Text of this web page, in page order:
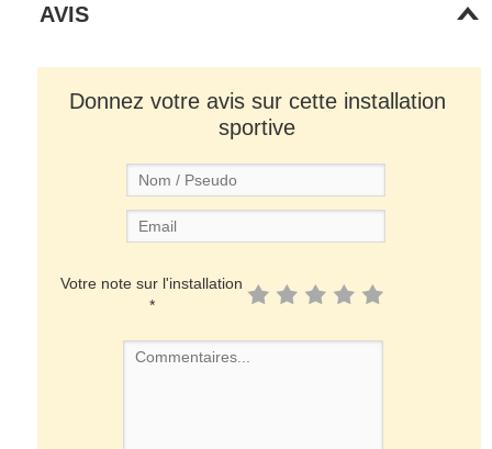
AVIS
Donnez votre avis sur cette installation
sportive
Votre note sur l'installation
*